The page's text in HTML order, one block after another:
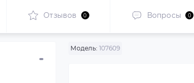
Отзывов 0 Вопросы 0
Модель: 107609